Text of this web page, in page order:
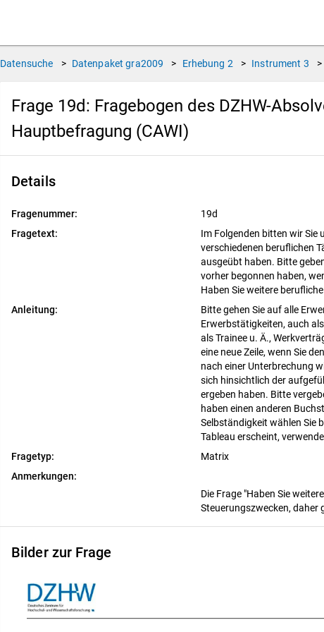
Datensuche > Datenpaket gra2009 > Erhebung 2 > Instrument 3 >
Frage 19d: Fragebogen des DZHW-
Hauptbefragung (CAWI)
Details
Fragenummer:
19d
Fragetext:
Im Folgenden bitten wir Sie
verschiedenen beruflichen
ausgeübt haben. Bitte
vorher begonnen haben,
Haben Sie weitere
Anleitung:
Bitte gehen Sie auf alle
Erwerbstätigkeiten, auch
als Trainee u. Ä.,
eine neue Zeile, wenn Sie
nach einer Unterbrechung
sich hinsichtlich der
ergeben haben. Bitte
haben einen anderen
Selbständigkeit wählen Sie
Tableau erscheint,
Fragetyp:
Matrix
Anmerkungen:
Die Frage "Haben Sie
Steuerungszwecken, daher
Bilder zur Frage